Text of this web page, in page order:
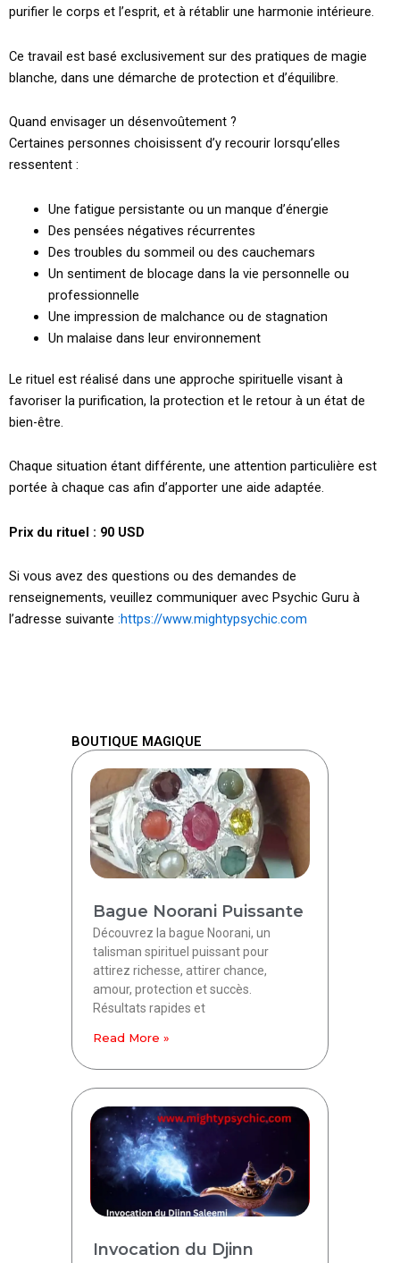
purifier le corps et l’esprit, et à rétablir une harmonie intérieure.
Ce travail est basé exclusivement sur des pratiques de magie
blanche, dans une démarche de protection et d’équilibre.
Quand envisager un désenvoûtement ?
Certaines personnes choisissent d’y recourir lorsqu’elles
ressentent :
Une fatigue persistante ou un manque d’énergie
Des pensées négatives récurrentes
Des troubles du sommeil ou des cauchemars
Un sentiment de blocage dans la vie personnelle ou
professionnelle
Une impression de malchance ou de stagnation
Un malaise dans leur environnement
Le rituel est réalisé dans une approche spirituelle visant à
favoriser la purification, la protection et le retour à un état de
bien-être.
Chaque situation étant différente, une attention particulière est
portée à chaque cas afin d’apporter une aide adaptée.
Prix du rituel : 90 USD
Si vous avez des questions ou des demandes de
renseignements, veuillez communiquer avec Psychic Guru à
l’adresse suivante :https://www.mightypsychic.com
BOUTIQUE MAGIQUE
Bague Noorani Puissante
Découvrez la bague Noorani, un
talisman spirituel puissant pour
attirez richesse, attirer chance,
amour, protection et succès.
Résultats rapides et
Read More »
Invocation du Djinn